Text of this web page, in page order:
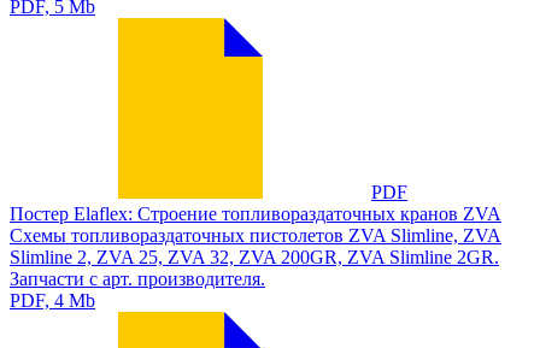
PDF, 5 Mb
PDF
Постер Elaflex: Строение топливораздаточных кранов ZVA
Схемы топливораздаточных пистолетов ZVA Slimline, ZVA
Slimline 2, ZVA 25, ZVA 32, ZVA 200GR, ZVA Slimline 2GR.
Запчасти с арт. производителя.
PDF, 4 Mb